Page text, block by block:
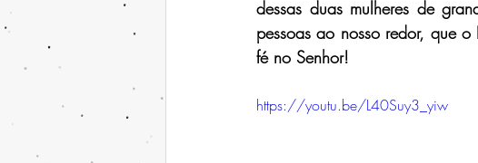
dessas duas mulheres de
pessoas ao nosso redor, que
fé no Senhor!
https://youtu.be/L40Suy3_yiw